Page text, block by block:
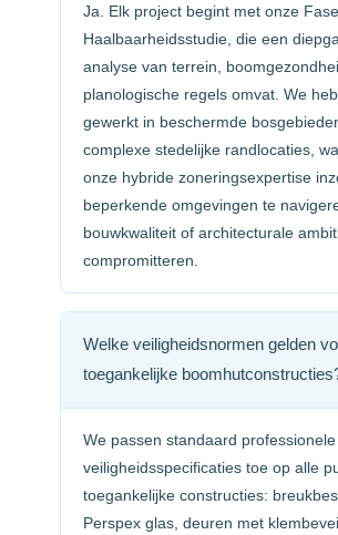
Ja. Elk project begint met onze
Haalbaarheidsstudie, die een
analyse van terrein,
planologische regels omvat. We
gewerkt in beschermde
complexe stedelijke randlocaties,
onze hybride zoneringsexpertise
beperkende omgevingen te
bouwkwaliteit of architecturale
compromitteren.
Welke veiligheidsnormen gelden
toegankelijke
We passen standaard professionele
veiligheidsspeci­ficaties toe op alle
toegankelijke constructies:
Perspex glas, deuren met